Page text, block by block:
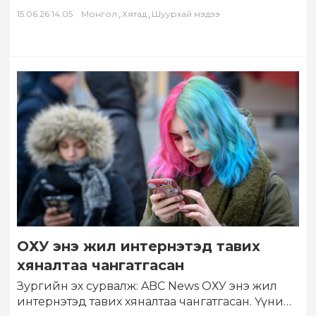
нд…
15.06.26 14:05 Монгол , Хятад , Шуурхай мэдээ
ОХУ энэ жил интернэтэд тавих
хяналтаа чангатгасан
Зургийн эх сурвалж: ABC News ОХУ энэ жил
интернэтэд тавих хяналтаа чангатгасан. Үүний